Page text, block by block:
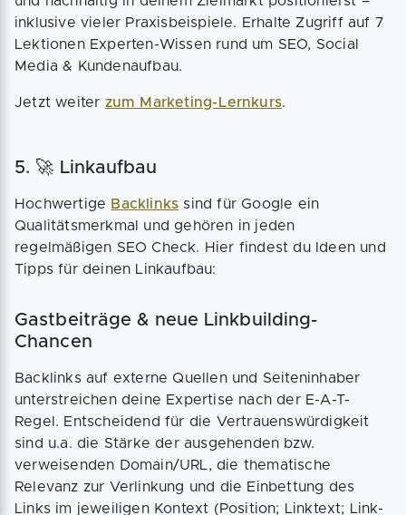
inklusive vieler Praxisbeispiele. Erhalte Zugriff auf 7
Lektionen Experten-Wissen rund um SEO, Social
Media & Kundenaufbau.
Jetzt weiter zum Marketing-Lernkurs.
5. 🚀 Linkaufbau
Hochwertige Backlinks sind für Google ein
Qualitätsmerkmal und gehören in jeden
regelmäßigen SEO Check. Hier findest du Ideen und
Tipps für deinen Linkaufbau:
Gastbeiträge & neue Linkbuilding-
Chancen
Backlinks auf externe Quellen und Seiteninhaber
unterstreichen deine Expertise nach der E-A-T-
Regel. Entscheidend für die Vertrauenswürdigkeit
sind u.a. die Stärke der ausgehenden bzw.
verweisenden Domain/URL, die thematische
Relevanz zur Verlinkung und die Einbettung des
Links im jeweiligen Kontext (Position; Linktext; Link-